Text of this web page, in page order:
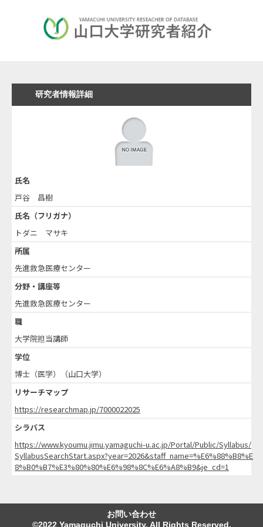
研究者情報詳細
氏名
戸谷 昌樹
氏名（フリガナ）
トダニ マサキ
所属
先進救急医療センター
分野・講座等
先進救急医療センター
職
大学院担当講師
学位
博士（医学）（山口大学）
リサーチマップ
https://researchmap.jp/7000022025
シラバス
https://www.kyoumu.jimu.yamaguchi-u.ac.jp/Portal/Public/Syllabus/
SyllabusSearchStart.aspx?year=2026&staff_name=%E6%88%B8%E
8%B0%B7%E3%80%80%E6%98%8C%E6%A8%B9&je_cd=1
お問い合わせ
©2022 Yamaguchi University. All Rights Reserved.